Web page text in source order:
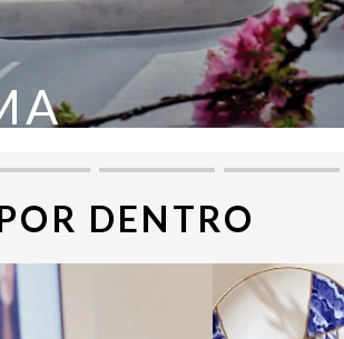
DENTRO